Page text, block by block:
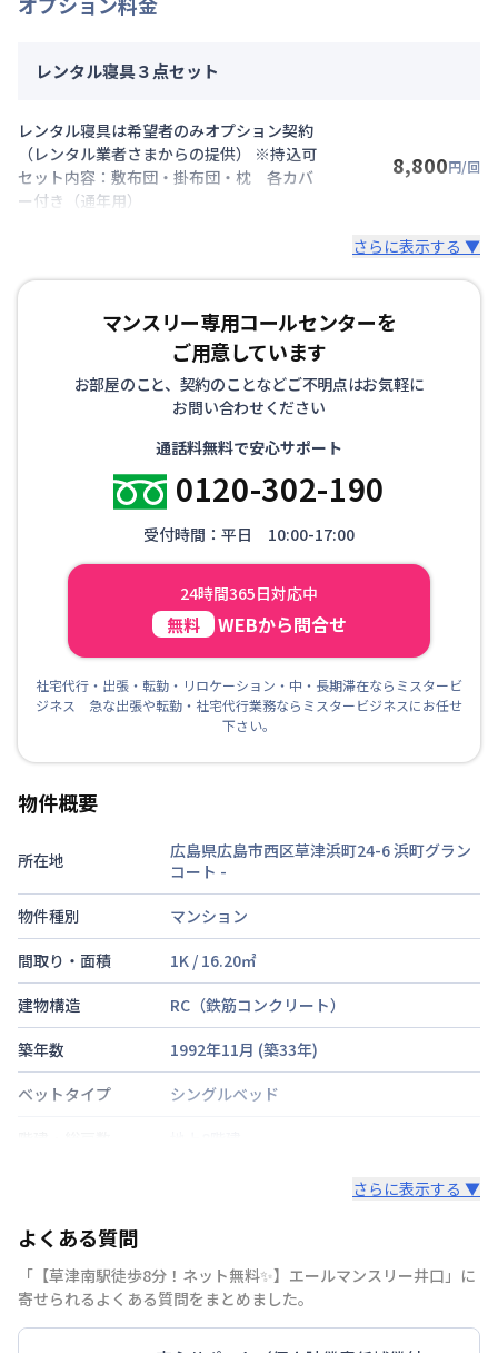
レンタル寝具３点セット
レンタル寝具は希望者のみオプション契約
（レンタル業者さまからの提供） ※持込可
セット内容：敷布団・掛布団・枕 各カバ
ー付き（通年用）
8,800円/回
さらに表示する ▼
マンスリー専用コールセンターを
ご用意しています
お部屋のこと、契約のことなどご不明点はお気軽に
お問い合わせください
通話料無料で安心サポート
0120-302-190
受付時間：平日 10:00-17:00
24時間365日対応中
無料 WEBから問合せ
社宅代行・出張・転勤・リロケーション・中・長期滞在ならミスタービ
ジネス 急な出張や転勤・社宅代行業務ならミスタービジネスにお任せ
下さい。
物件概要
所在地
広島県広島市西区草津浜町24-6 浜町グラン
コート -
物件種別
マンション
間取り・面積
1K / 16.20㎡
建物構造
RC（鉄筋コンクリート）
築年数
1992年11月 (築33年)
ベットタイプ
シングルベッド
部屋の向き
禁煙・喫煙
交通
さらに表示する ▼
よくある質問
「【草津南駅徒歩8分！ネット無料✨】エールマンスリー井口」に
寄せられるよくある質問をまとめました。